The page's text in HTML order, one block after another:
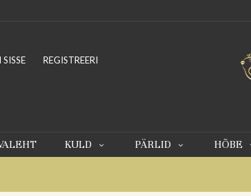
REGISTREERI
KULD PÄRLID HÕBE